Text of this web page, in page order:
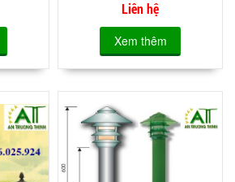
Liên hệ
Xem thêm